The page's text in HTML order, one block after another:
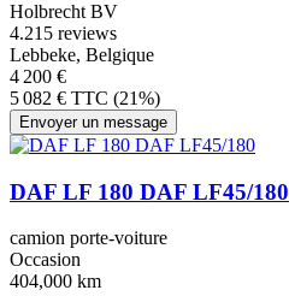
Holbrecht BV
4.215 reviews
Lebbeke, Belgique
4 200 €
5 082 € TTC (21%)
Envoyer un message
DAF LF 180 DAF LF45/180
camion porte-voiture
Occasion
404,000 km